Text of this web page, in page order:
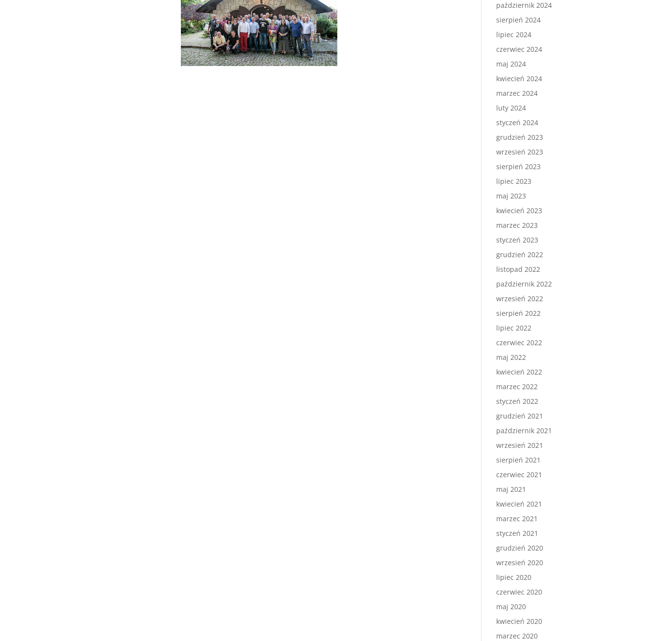
październik 2024
sierpień 2024
lipiec 2024
czerwiec 2024
maj 2024
kwiecień 2024
marzec 2024
luty 2024
styczeń 2024
grudzień 2023
wrzesień 2023
sierpień 2023
lipiec 2023
maj 2023
kwiecień 2023
marzec 2023
styczeń 2023
grudzień 2022
listopad 2022
październik 2022
wrzesień 2022
sierpień 2022
lipiec 2022
czerwiec 2022
maj 2022
kwiecień 2022
marzec 2022
styczeń 2022
grudzień 2021
październik 2021
wrzesień 2021
sierpień 2021
czerwiec 2021
maj 2021
kwiecień 2021
marzec 2021
styczeń 2021
grudzień 2020
wrzesień 2020
lipiec 2020
czerwiec 2020
maj 2020
kwiecień 2020
marzec 2020